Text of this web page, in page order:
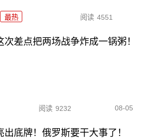
最热 阅读 4551
差点把两场战争炸成一锅粥！
阅读 9232 08-05
底牌！俄罗斯要干大事了！